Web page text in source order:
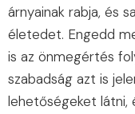
árnyainak rabja, és
életedet. Engedd
is az önmegértés
szabadság azt is
lehetőségeket látni,